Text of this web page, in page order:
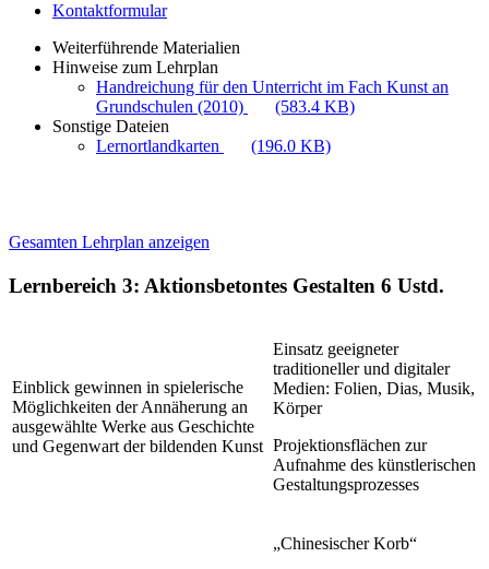
Kontaktformular
Weiterführende Materialien
Hinweise zum Lehrplan
Handreichung für den Unterricht im Fach Kunst an
Grundschulen (2010)
(583.4 KB)
Sonstige Dateien
Lernortlandkarten
(196.0 KB)
Gesamten Lehrplan anzeigen
Lernbereich 3: Aktionsbetontes Gestalten 6 Ustd.
Einblick gewinnen in spielerische
Möglichkeiten der Annäherung an
ausgewählte Werke aus Geschichte
und Gegenwart der bildenden Kunst
Einsatz geeigneter
traditioneller und digitaler
Medien: Folien, Dias, Musik,
Körper
Projektionsflächen zur
Aufnahme des künstlerischen
Gestaltungsprozesses
„Chinesischer Korb“